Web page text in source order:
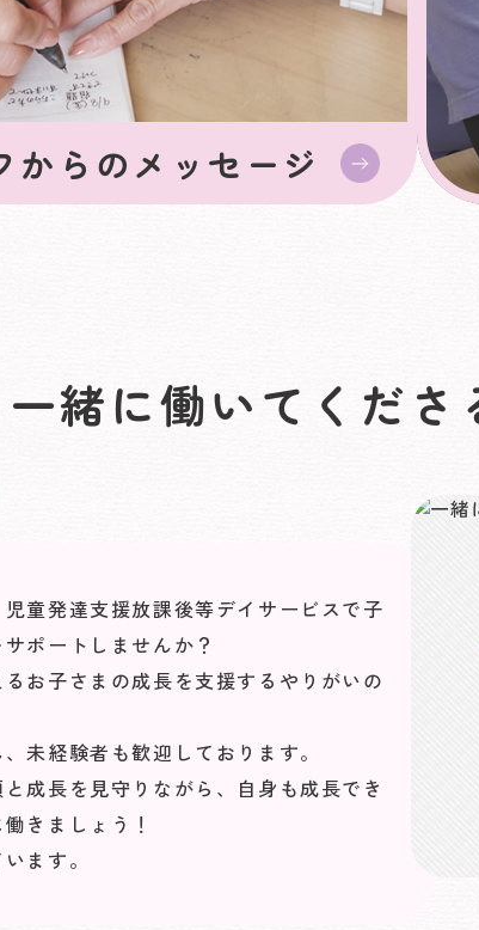
からのメッセージ
一緒に働いてくださ
童発達支援放課後等デイサービスで子
ポートしませんか？
お子さまの成長を支援するやりがいの
未経験者も歓迎しております。
成長を見守りながら、自身も成長でき
きましょう！
ます。